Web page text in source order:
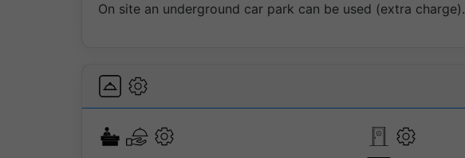
On site an underground car park can be used (extra charge).